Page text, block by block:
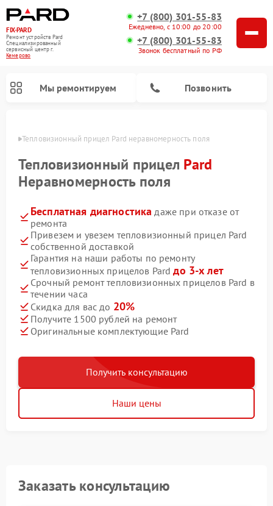
FIX-PARD
Ремонт устройств Pard
Специализированный
cервисный центр г.
Кемерово
+7 (800) 301-55-83
Ежедневно, с 10:00 до 20:00
+7 (800) 301-55-83
Звонок бесплатный по РФ
Мы ремонтируем Позвонить
Тепловизионный прицел Pard неравномерность поля
Тепловизионный прицел Pard
Неравномерность поля
Бесплатная диагностика даже при отказе от
ремонта
Привезем и увезем тепловизионный прицел Pard
собственной доставкой
Гарантия на наши работы по ремонту
тепловизионных прицелов Pardдо 3-х лет
Срочный ремонт тепловизионных прицелов Pard в
течении часа
Скидка для вас до 20%
Получите 1500 рублей на ремонт
Оригинальные комплектующие Pard
Получить консультацию
Наши цены
Заказать консультацию